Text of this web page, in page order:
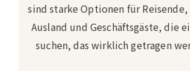
sind starke Optionen für
Ausland und Geschäftsgäste, die
suchen, das wirklich getragen